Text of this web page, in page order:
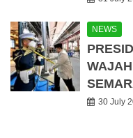
NEWS
30 July